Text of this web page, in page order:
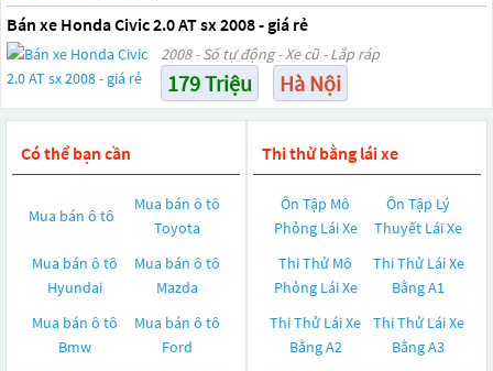
Bán xe Honda Civic 2.0 AT sx 2008 - giá rẻ
2008 - Số tự động - Xe cũ - Lắp ráp
179 Triệu Hà Nội
Có thể bạn cần
Mua bán ô tô
Mua bán ô tô
Toyota
Mua bán ô tô
Hyundai
Mua bán ô tô
Mazda
Mua bán ô tô
Bmw
Mua bán ô tô
Ford
Thi thử bằng lái xe
Ôn Tập Mô
Phỏng Lái Xe
Ôn Tập Lý
Thuyết Lái Xe
Thi Thử Mô
Phỏng Lái Xe
Thi Thử Lái Xe
Bằng A1
Thi Thử Lái Xe
Bằng A2
Thi Thử Lái Xe
Bằng A3